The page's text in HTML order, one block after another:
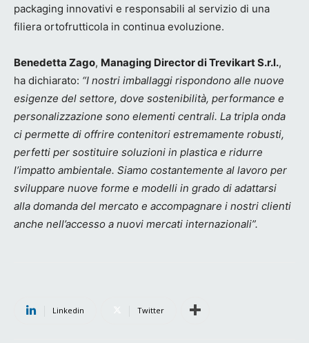
packaging innovativi e responsabili al servizio di una
filiera ortofrutticola in continua evoluzione.
Benedetta Zago, Managing Director di Trevikart S.r.l.,
ha dichiarato: “I nostri imballaggi rispondono alle nuove
esigenze del settore, dove sostenibilità, performance e
personalizzazione sono elementi centrali. La tripla onda
ci permette di offrire contenitori estremamente robusti,
perfetti per sostituire soluzioni in plastica e ridurre
l’impatto ambientale. Siamo costantemente al lavoro per
sviluppare nuove forme e modelli in grado di adattarsi
alla domanda del mercato e accompagnare i nostri clienti
anche nell’accesso a nuovi mercati internazionali”.
Linkedin Twitter